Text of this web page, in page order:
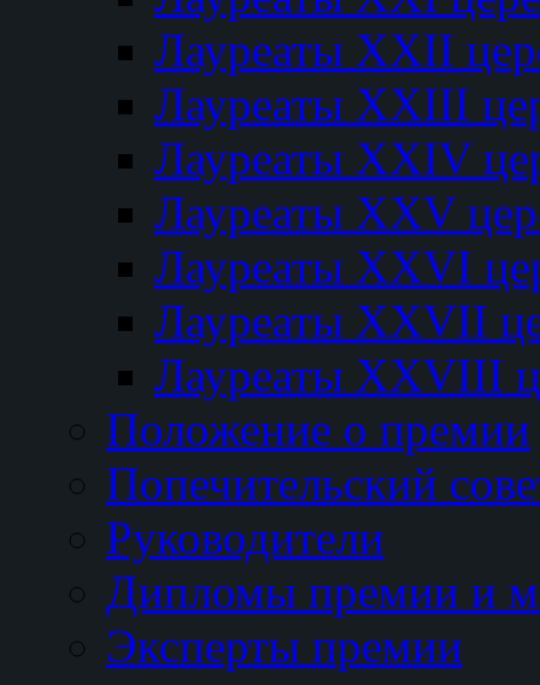
Лауреаты XXII
Лауреаты XXIII
Лауреаты XXIV
Лауреаты XXV
Лауреаты XXVI
Лауреаты XXVII
Лауреаты XXVIII
Положение о премии
Попечительский
Руководители
Дипломы премии и
Эксперты премии